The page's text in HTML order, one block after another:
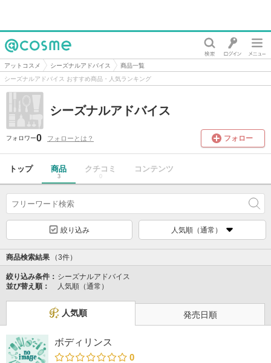
@cosme
アットコスメ シーズナルアドバイス
商品一覧
シーズナルアドバイス おすすめ商品・人気ランキング
シーズナルアドバイス
フォロワー0 フォローとは？ フォロー
トップ 商品
3
クチコミ
0
コンテンツ
絞り込み 人気順（通常）
商品検索結果 （3件）
絞り込み条件： シーズナルアドバイス
並び替え順：
人気順（通常）
人気順 発売日順
ボディリンス
0